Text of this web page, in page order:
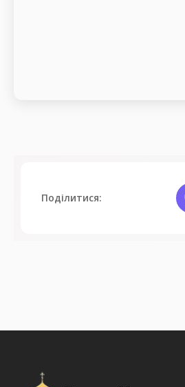
Поділитися: